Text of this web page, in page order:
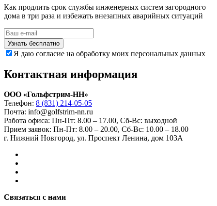
Как продлить срок службы инженерных систем загородного
дома в три раза и избежать внезапных аварийных ситуаций
Узнать бесплатно
Я даю согласие на обработку моих персональных данных
Контактная информация
ООО «Гольфстрим-НН»
Телефон: 8 (831) 214-05-05
Почта: info@golfstrim-nn.ru
Работа офиса: Пн-Пт: 8.00 – 17.00, Сб-Вс: выходной
Прием заявок: Пн-Пт: 8.00 – 20.00, Сб-Вс: 10.00 – 18.00
г. Нижний Новгород, ул. Проспект Ленина, дом 103А
Связаться с нами